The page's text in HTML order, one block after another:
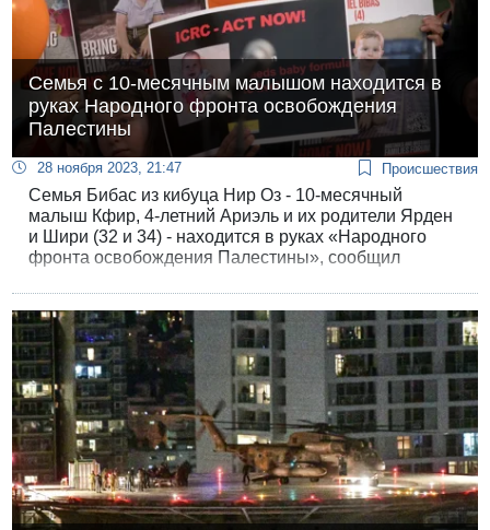
Семья с 10-месячным малышом находится в
руках Народного фронта освобождения
Палестины
28 ноября 2023, 21:47 Происшествия
Семья Бибас из кибуца Нир Оз - 10-месячный
малыш Кфир, 4-летний Ариэль и их родители Ярден
и Шири (32 и 34) - находится в руках «Народного
фронта освобождения Палестины», сообщил